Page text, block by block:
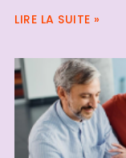
LIRE LA SUITE »